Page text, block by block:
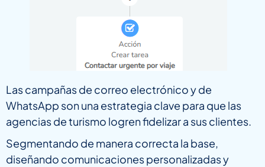
Las campañas de correo electrónico y de
WhatsApp son una estrategia clave para que las
agencias de turismo logren fidelizar a sus clientes.
Segmentando de manera correcta la base,
diseñando comunicaciones personalizadas y